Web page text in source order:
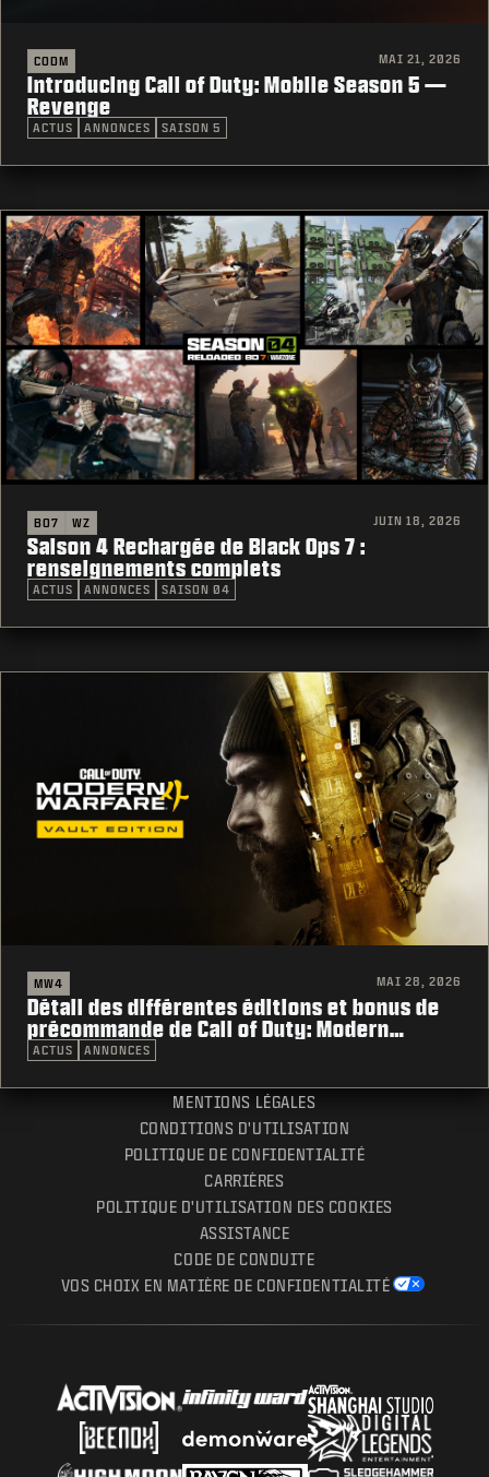
CODM MAI 21, 2026
Introducing Call of Duty: Mobile Season 5 —
Revenge
ACTUS ANNONCES SAISON 5
BO7 WZ JUIN 18, 2026
Saison 4 Rechargée de Black Ops 7 :
renseignements complets
ACTUS ANNONCES SAISON 04
MW4 MAI 28, 2026
Détail des différentes éditions et bonus de
précommande de Call of Duty: Modern
Warfare 4
ACTUS ANNONCES
MENTIONS LÉGALES
CONDITIONS D'UTILISATION
POLITIQUE DE CONFIDENTIALITÉ
CARRIÈRES
POLITIQUE D'UTILISATION DES COOKIES
ASSISTANCE
CODE DE CONDUITE
VOS CHOIX EN MATIÈRE DE CONFIDENTIALITÉ